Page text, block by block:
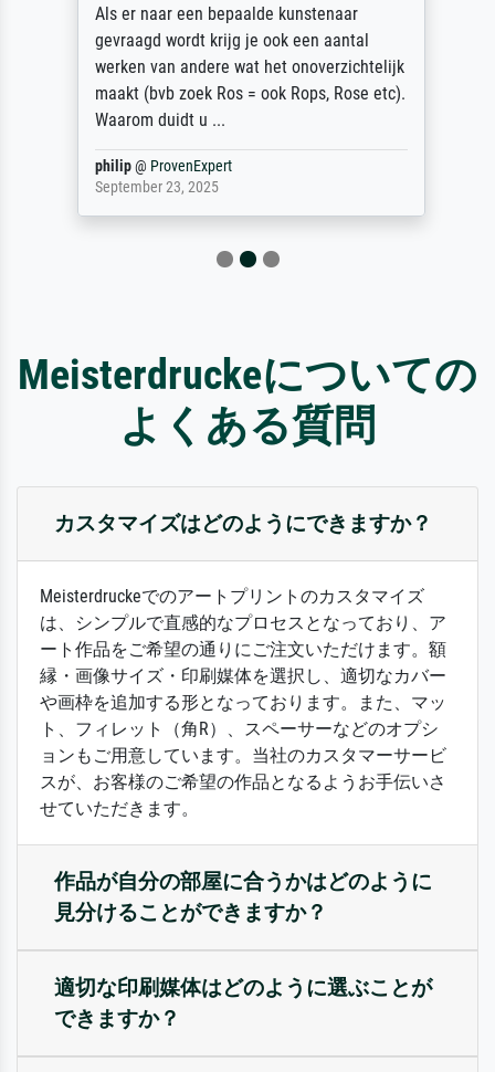
Als er naar een bepaalde kunstenaar
gevraagd wordt krijg je ook een aantal
werken van andere wat het onoverzichtelijk
maakt (bvb zoek Ros = ook Rops, Rose etc).
Waarom duidt u ...
philip@ ProvenExpert
September 23, 2025
Meisterdruckeについての
よくある質問
カスタマイズはどのようにできますか？
Meisterdruckeでのアートプリントのカスタマイズ
は、シンプルで直感的なプロセスとなっており、ア
ート作品をご希望の通りにご注文いただけます。額
縁・画像サイズ・印刷媒体を選択し、適切なカバー
や画枠を追加する形となっております。また、マッ
ト、フィレット（角R）、スペーサーなどのオプシ
ョンもご用意しています。当社のカスタマーサービ
スが、お客様のご希望の作品となるようお手伝いさ
せていただきます。
作品が自分の部屋に合うかはどのように
見分けることができますか？
適切な印刷媒体はどのように選ぶことが
できますか？